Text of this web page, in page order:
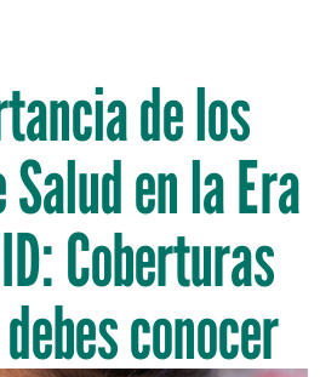
de los
en la Era
Coberturas
conocer